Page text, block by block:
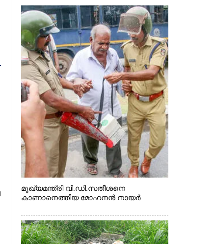
മുഖ്യമന്ത്രി വി.ഡി.സതീശനെ
കാണാനെത്തിയ മോഹനൻ നായർ